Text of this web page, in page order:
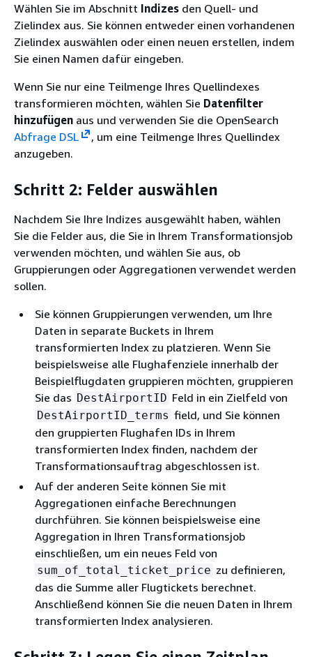
Wählen Sie im Abschnitt Indizes den Quell- und
Zielindex aus. Sie können entweder einen vorhandenen
Zielindex auswählen oder einen neuen erstellen, indem
Sie einen Namen dafür eingeben.
Wenn Sie nur eine Teilmenge Ihres Quellindexes
transformieren möchten, wählen Sie Datenfilter
hinzufügen aus und verwenden Sie die OpenSearch
Abfrage DSL
, um eine Teilmenge Ihres Quellindex
anzugeben.
Schritt 2: Felder auswählen
Nachdem Sie Ihre Indizes ausgewählt haben, wählen
Sie die Felder aus, die Sie in Ihrem Transformationsjob
verwenden möchten, und wählen Sie aus, ob
Gruppierungen oder Aggregationen verwendet werden
sollen.
Sie können Gruppierungen verwenden, um Ihre
Daten in separate Buckets in Ihrem
transformierten Index zu platzieren. Wenn Sie
beispielsweise alle Flughafenziele innerhalb der
Beispielflugdaten gruppieren möchten, gruppieren
Sie das DestAirportID Feld in ein Zielfeld von
DestAirportID_terms field, und Sie können
den gruppierten Flughafen IDs in Ihrem
transformierten Index finden, nachdem der
Transformationsauftrag abgeschlossen ist.
Auf der anderen Seite können Sie mit
Aggregationen einfache Berechnungen
durchführen. Sie können beispielsweise eine
Aggregation in Ihren Transformationsjob
einschließen, um ein neues Feld von
sum_of_total_ticket_price zu definieren,
das die Summe aller Flugtickets berechnet.
Anschließend können Sie die neuen Daten in Ihrem
transformierten Index analysieren.